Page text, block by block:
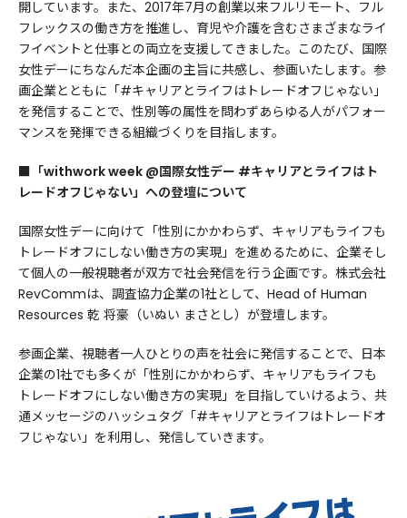
開しています。また、2017年7月の創業以来フルリモート、フル
フレックスの働き方を推進し、育児や介護を含むさまざまなライ
フイベントと仕事との両立を支援してきました。このたび、国際
女性デーにちなんだ本企画の主旨に共感し、参画いたします。参
画企業とともに「#キャリアとライフはトレードオフじゃない」
を発信することで、性別等の属性を問わずあらゆる人がパフォー
マンスを発揮できる組織づくりを目指します。
■「withwork week @国際女性デー #キャリアとライフはト
レードオフじゃない」への登壇について
国際女性デーに向けて「性別にかかわらず、キャリアもライフも
トレードオフにしない働き方の実現」を進めるために、企業そし
て個人の一般視聴者が双方で社会発信を行う企画です。株式会社
RevCommは、調査協力企業の1社として、Head of Human
Resources 乾 将豪（いぬい まさとし）が登壇します。
参画企業、視聴者一人ひとりの声を社会に発信することで、日本
企業の1社でも多くが「性別にかかわらず、キャリアもライフも
トレードオフにしない働き方の実現」を目指していけるよう、共
通メッセージのハッシュタグ「#キャリアとライフはトレードオ
フじゃない」を利用し、発信していきます。